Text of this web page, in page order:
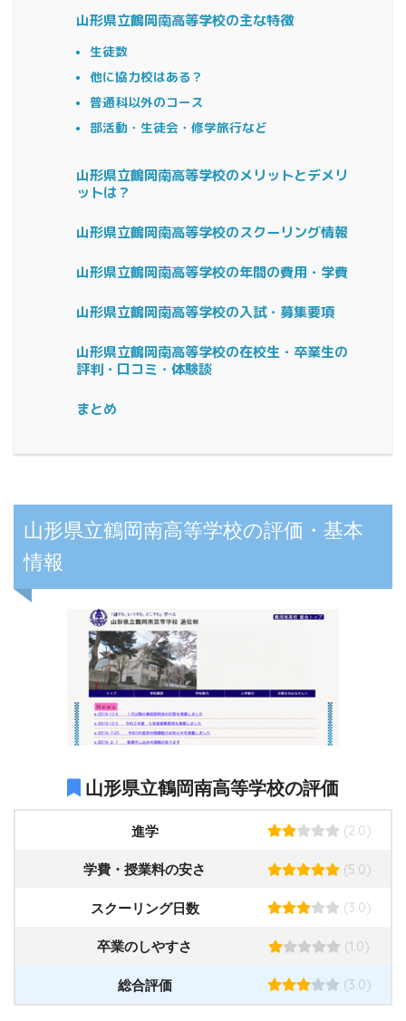
山形県立鶴岡南高等学校の主な特徴
生徒数
他に協力校はある？
普通科以外のコース
部活動・生徒会・修学旅行など
山形県立鶴岡南高等学校のメリットとデメリ
ットは？
山形県立鶴岡南高等学校のスクーリング情報
山形県立鶴岡南高等学校の年間の費用・学費
山形県立鶴岡南高等学校の入試・募集要項
山形県立鶴岡南高等学校の在校生・卒業生の
評判・口コミ・体験談
まとめ
山形県立鶴岡南高等学校の評価・基本
情報
山形県立鶴岡南高等学校の評価
進学 (2.0)
学費・授業料の安さ (5.0)
スクーリング日数 (3.0)
卒業のしやすさ (1.0)
総合評価 (3.0)